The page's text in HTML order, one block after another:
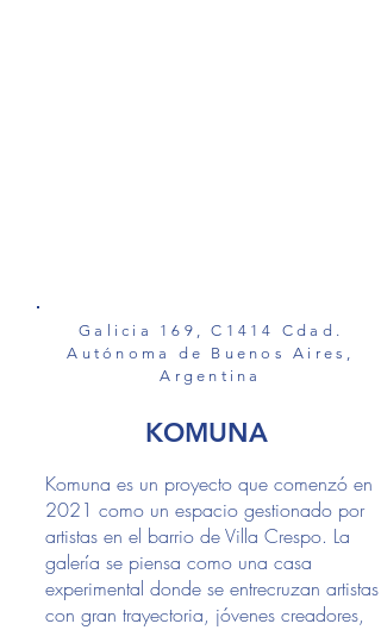
Galicia 169, C1414 Cdad.
Autónoma de Buenos Aires,
Argentina
KOMUNA
Komuna es un proyecto que comenzó en
2021 como un espacio gestionado por
artistas en el barrio de Villa Crespo. La
galería se piensa como una casa
experimental donde se entrecruzan artistas
con gran trayectoria, jóvenes creadores,